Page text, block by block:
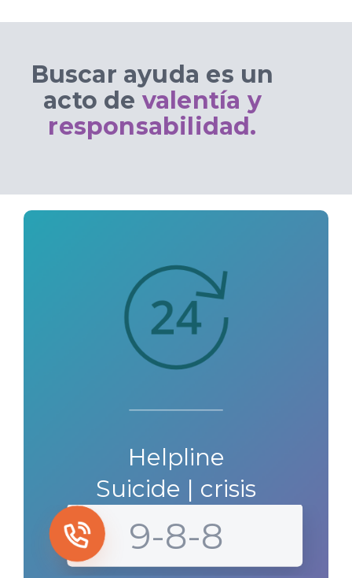
Buscar ayuda es un
acto de valentía y
responsabilidad.
9-8-8
Helpline
Suicide | crisis